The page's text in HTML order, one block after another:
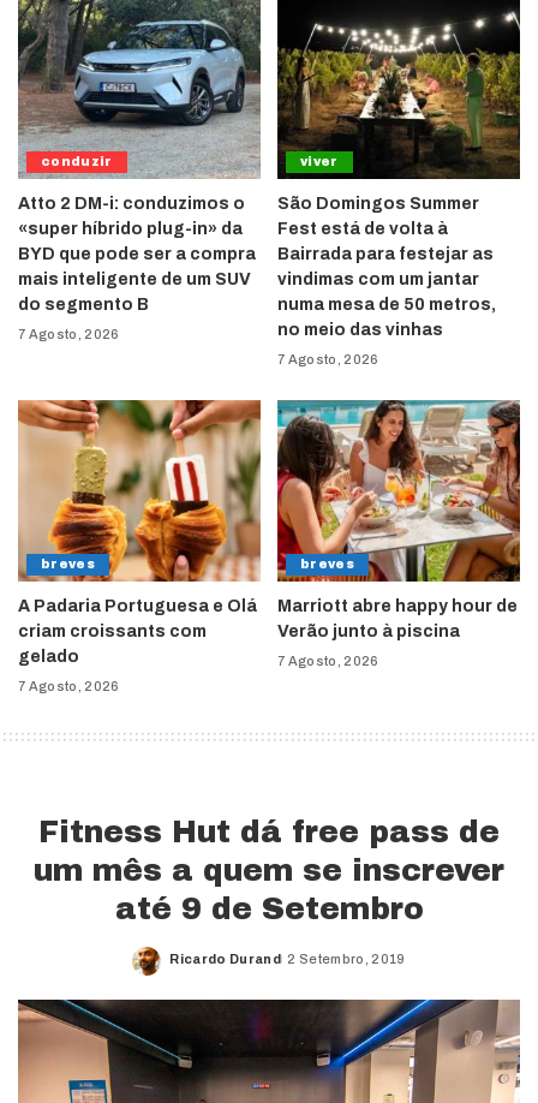
conduzir
Atto 2 DM-i: conduzimos o
«super híbrido plug-in» da
BYD que pode ser a compra
mais inteligente de um SUV
do segmento B
7 Agosto, 2026
viver
São Domingos Summer
Fest está de volta à
Bairrada para festejar as
vindimas com um jantar
numa mesa de 50 metros,
no meio das vinhas
7 Agosto, 2026
breves
A Padaria Portuguesa e Olá
criam croissants com
gelado
7 Agosto, 2026
breves
Marriott abre happy hour de
Verão junto à piscina
7 Agosto, 2026
Fitness Hut dá free pass de
um mês a quem se inscrever
até 9 de Setembro
Posted
Ricardo Durand 2 Setembro, 2019